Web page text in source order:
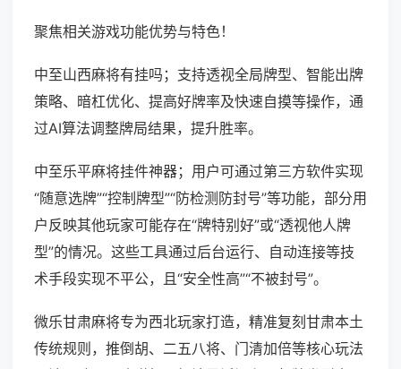
聚焦相关游戏功能优势与特色！
中至山西麻将有挂吗；支持透视全局牌型、智能出牌
策略、暗杠优化、提高好牌率及快速自摸等操作，通
过AI算法调整牌局结果，提升胜率。
中至乐平麻将挂件神器；用户可通过第三方软件实现
“随意选牌”“控制牌型”“防检测防封号”等功能，部分用
户反映其他玩家可能存在“牌特别好”或“透视他人牌
型”的情况。这些工具通过后台运行、自动连接等技
术手段实现不平公，且“安全性高”“不被封号”。
微乐甘肃麻将专为西北玩家打造，精准复刻甘肃本土
传统规则，推倒胡、二五八将、门清加倍等核心玩法